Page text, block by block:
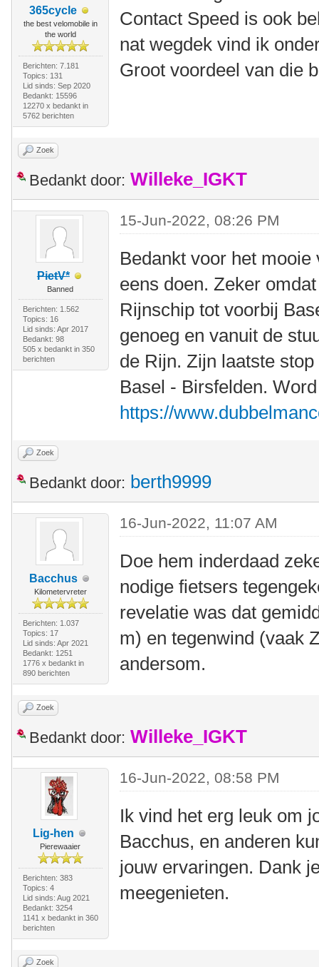
365cycle
the best velomobile in
the world
Berichten: 7.181
Topics: 131
Lid sinds: Sep 2020
Bedankt: 15596
12270 x bedankt in
5762 berichten
Contact Speed is ook
nat wegdek vind ik
Groot voordeel van die
Zoek
Bedankt door: Willeke_IGKT
PietV*
Banned
Berichten: 1.562
Topics: 16
Lid sinds: Apr 2017
Bedankt: 98
505 x bedankt in 350
berichten
15-Jun-2022, 08:26 PM
Bedankt voor het
eens doen. Zeker
Rijnschip tot voorbij
genoeg en vanuit de
de Rijn. Zijn laatste
Basel - Birsfelden.
https://
Zoek
Bedankt door: berth9999
Bacchus
Kilometervreter
Berichten: 1.037
Topics: 17
Lid sinds: Apr 2021
Bedankt: 1251
1776 x bedankt in
890 berichten
16-Jun-2022, 11:07 AM
Doe hem inderdaad
nodige fietsers
revelatie was dat
m) en tegenwind (vaak
andersom.
Zoek
Bedankt door: Willeke_IGKT
Lig-hen
Pierewaaier
Berichten: 383
Topics: 4
Lid sinds: Aug 2021
Bedankt: 3254
1141 x bedankt in 360
berichten
16-Jun-2022, 08:58 PM
Ik vind het erg leuk om
Bacchus, en anderen
jouw ervaringen. Dank
meegenieten.
Zoek